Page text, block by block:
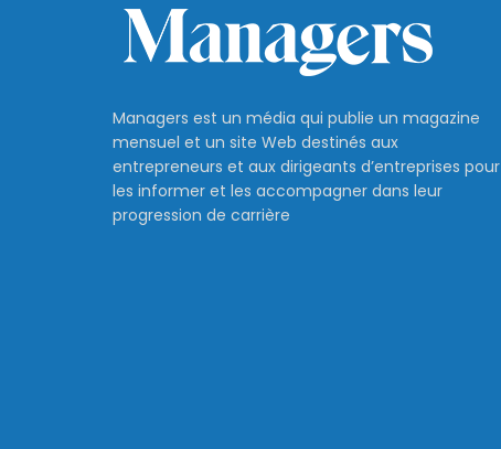
Managers est un média qui publie un magazine
mensuel et un site Web destinés aux
entrepreneurs et aux dirigeants d’entreprises pour
les informer et les accompagner dans leur
progression de carrière